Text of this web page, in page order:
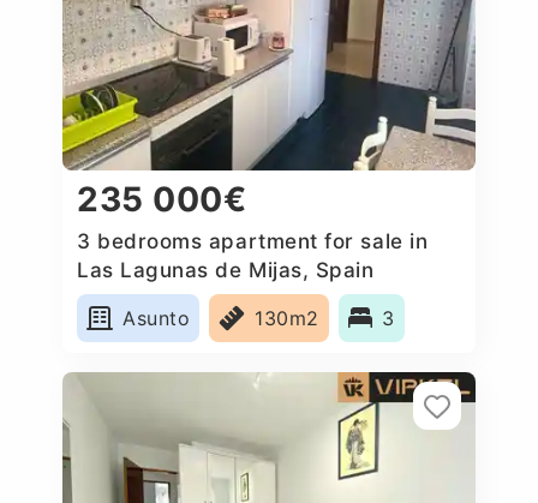
235 000€
3 bedrooms apartment for sale in
Las Lagunas de Mijas, Spain
Asunto
130m2 3